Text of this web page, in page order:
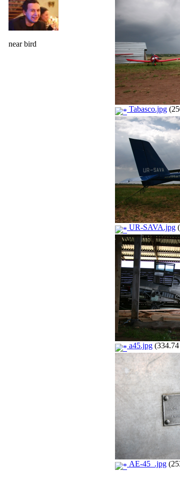
near bird
Tabasco.jpg
UR-SAVA.jpg
a45.jpg
AE-45_.jpg